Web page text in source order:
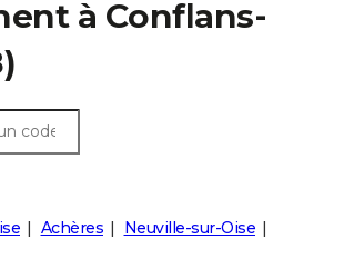
à Conflans-
Achères
Neuville-sur-Oise